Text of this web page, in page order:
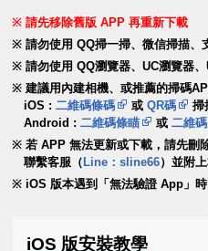
請先移除舊版 APP 再重新下載
請勿使用 QQ掃一掃、微信掃描、
請勿使用 QQ瀏覽器、UC瀏覽器
建議用內建相機、或推薦的掃碼
iOS :二維碼條碼 或QR碼
掃
Android :二維碼條瞄 或二維碼
若 APP 無法更新或下載，請先刪
聯繫客服（ Line：sline66）並附
iOS 版本遇到「無法驗證 App」時
iOS 版安裝教學